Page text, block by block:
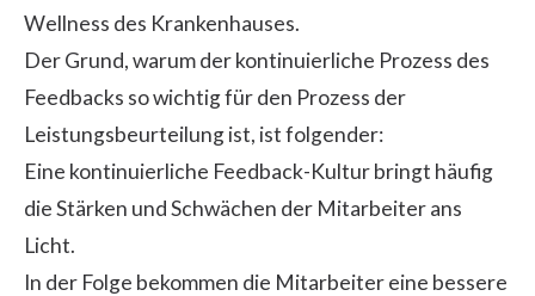
Wellness des Krankenhauses.
Der Grund, warum der kontinuierliche Prozess des
Feedbacks so wichtig für den Prozess der
Leistungsbeurteilung ist, ist folgender:
Eine kontinuierliche Feedback-Kultur bringt häufig
die Stärken und Schwächen der Mitarbeiter ans
Licht.
In der Folge bekommen die Mitarbeiter eine bessere